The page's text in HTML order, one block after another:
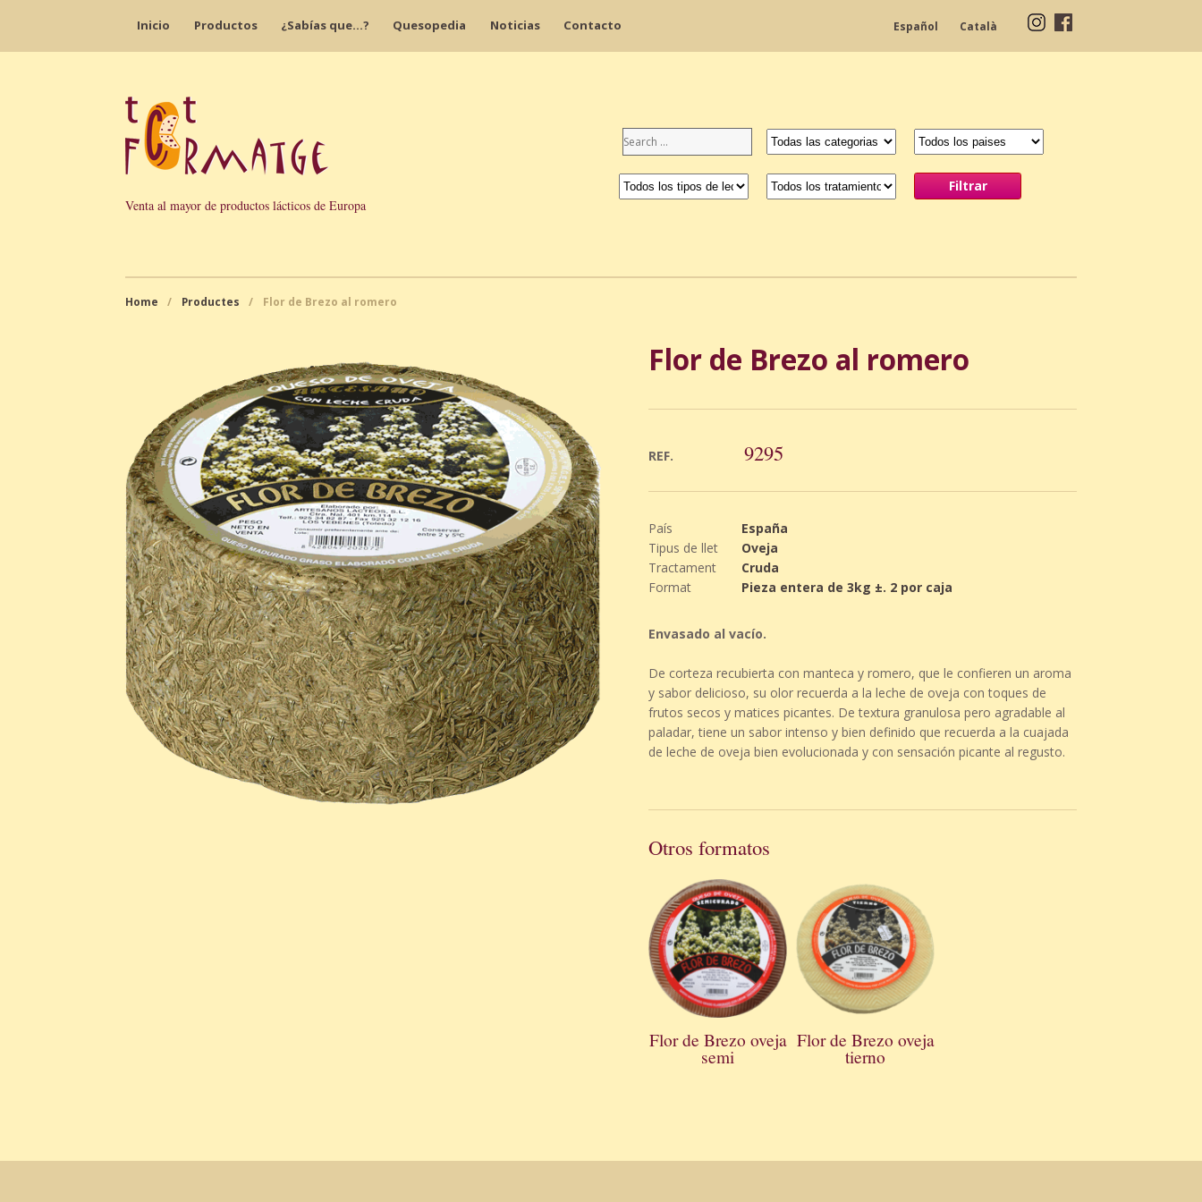
Inicio Productos ¿Sabías que…? Quesopedia Noticias Contacto Español Català
Venta al mayor de productos lácticos de Europa
Home / Productes / Flor de Brezo al romero
Flor de Brezo al romero
REF. 9295
País
España
Tipus de llet
Oveja
Tractament
Cruda
Format
Pieza entera de 3kg ±. 2 por caja
Envasado al vacío.
De corteza recubierta con manteca y romero, que le confieren un aroma
y sabor delicioso, su olor recuerda a la leche de oveja con toques de
frutos secos y matices picantes. De textura granulosa pero agradable al
paladar, tiene un sabor intenso y bien definido que recuerda a la cuajada
de leche de oveja bien evolucionada y con sensación picante al regusto.
Otros formatos
Flor de Brezo oveja
semi
Flor de Brezo oveja
tierno